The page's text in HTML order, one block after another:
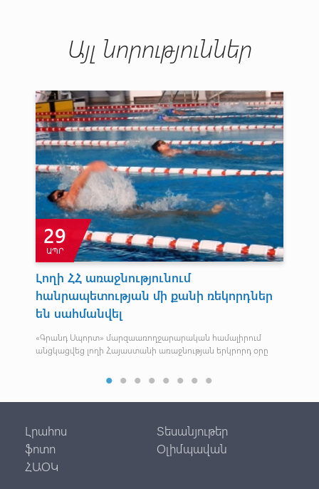
Այլ նորություններ
29
ԱՊՐ
Լողի ՀՀ առաջնությունում
հանրապետության մի քանի ռեկորդներ
են սահմանվել
«Գրանդ Սպորտ» մարզաառողջարարական համալիրում
անցկացվեց լողի Հայաստանի առաջնության երկրորդ օրը
Լրահոս
Տեսանյութեր
ֆոտո
Օլիմպավան
ՀԱՕԿ